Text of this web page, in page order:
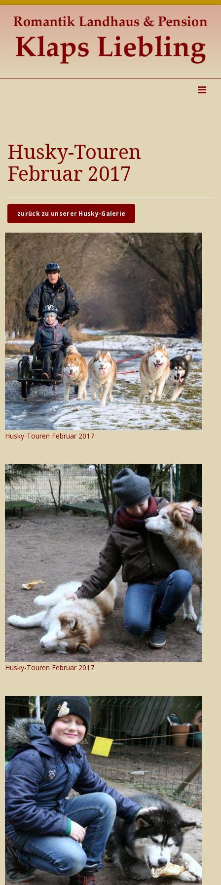
Husky-Touren
Februar 2017
zurück zu unserer Husky-Galerie
Husky-Touren Februar 2017
Husky-Touren Februar 2017